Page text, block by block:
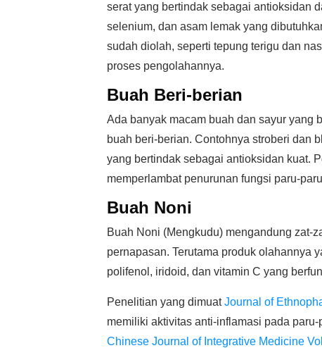
serat yang bertindak sebagai antioksidan
selenium, dan asam lemak yang
sudah diolah, seperti tepung terigu dan
proses pengolahannya.
Buah Beri-berian
Ada banyak macam buah dan sayur yang
buah beri-berian. Contohnya stroberi dan
yang bertindak sebagai antioksidan kuat.
memperlambat penurunan fungsi paru-
Buah Noni
Buah Noni (Mengkudu) mengandung zat-
pernapasan. Terutama produk olahannya
polifenol, iridoid, dan vitamin C yang
Penelitian yang dimuatJournal of
memiliki aktivitas anti-inflamasi pada
Chinese Journal of Integrative Medicine